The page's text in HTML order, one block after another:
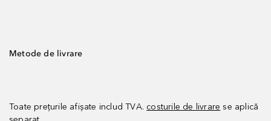
Metode de livrare
Toate prețurile afișate includ TVA. costurile de livrare se aplică